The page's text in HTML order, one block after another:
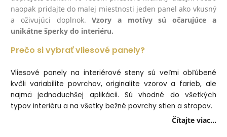
naopak pridajte do malej miestnosti jeden panel ako vkusný
a oživujúci doplnok.Vzory a motívy sú očarujúce a
unikátne šperky do interiéru.
Prečo si vybrať vliesové panely?
Vliesové panely na interiérové steny sú veľmi obľúbené
kvôli variabilite povrchov, originalite vzorov a farieb, ale
najmä jednoduchšej aplikácii. Sú vhodné do všetkých
typov interiéru a na všetky bežné povrchy stien a stropov.
Čítajte viac...